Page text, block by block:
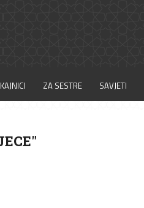
ZA SESTRE SAVJETI